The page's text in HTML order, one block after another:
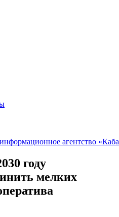
году
мелких